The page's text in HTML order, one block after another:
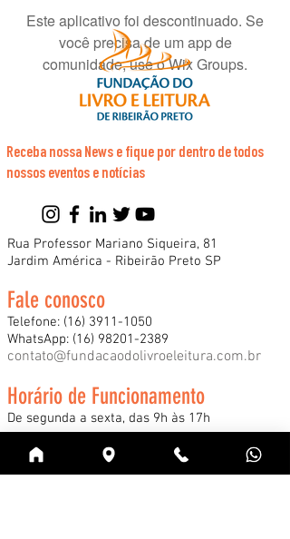
Este aplicativo foi descontinuado. Se
você precisa de um app de
comunidade, use o Wix Groups.
Receba nossa News e fique por dentro de todos
nossos eventos e notícias
Rua Professor Mariano Siqueira, 81
Jardim América - Ribeirão Preto SP
Fale conosco
Telefone: (16) 3911-1050
WhatsApp: (16) 98201-2389
contato@fundacaodolivroeleitura.com.br
Horário de Funcionamento
De segunda a sexta, das 9h às 17h
*Consulte nossos horários especiais de